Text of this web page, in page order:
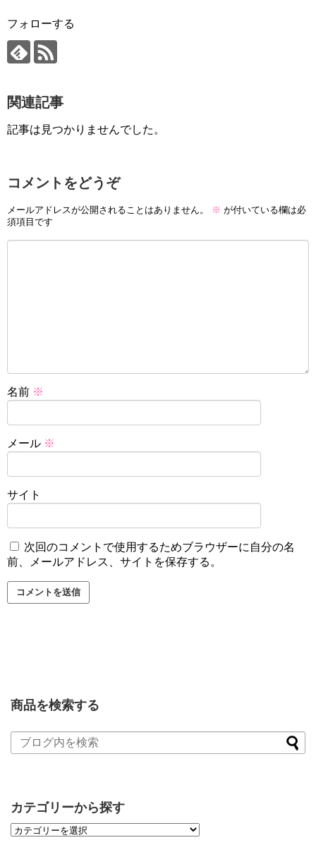
フォローする
関連記事
記事は見つかりませんでした。
コメントをどうぞ
メールアドレスが公開されることはありません。 ※ が付いている欄は必
須項目です
名前 ※
メール ※
サイト
次回のコメントで使用するためブラウザーに自分の名
前、メールアドレス、サイトを保存する。
商品を検索する
カテゴリーから探す